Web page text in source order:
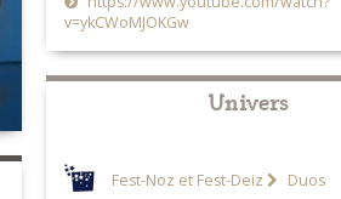
v=ykCWoMJOKGw
Univers
Fest-Noz et Fest-Deiz Duos